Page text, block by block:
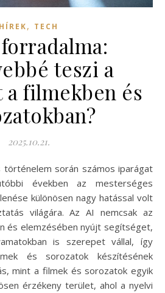
HÍREK, TECH
teszi a
filmekben és
2025.10.21.
években az mesterséges
különösen nagy hatással volt
világára. Az AI nemcsak az
és elemzésében nyújt segítséget,
is szerepet vállal, így
és sorozatok készítésének
mint a filmek és sorozatok egyik
érzékeny terület, ahol a nyelvi